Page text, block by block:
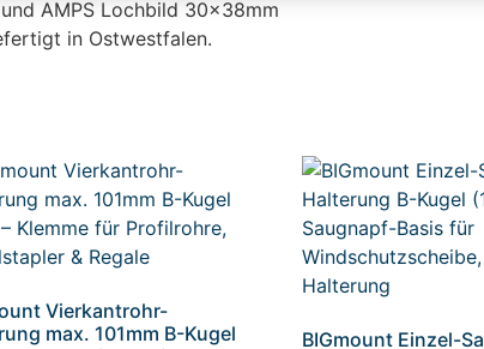
AMPS Lochbild 30x38mm
in Ostwestfalen.
Vierkantrohr-
max. 101mm B-Kugel
BIGmount Einzel-